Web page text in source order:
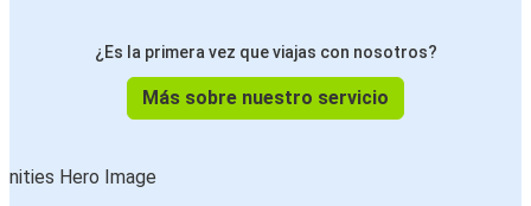
¿Es la primera vez que viajas con nosotros?
Más sobre nuestro servicio